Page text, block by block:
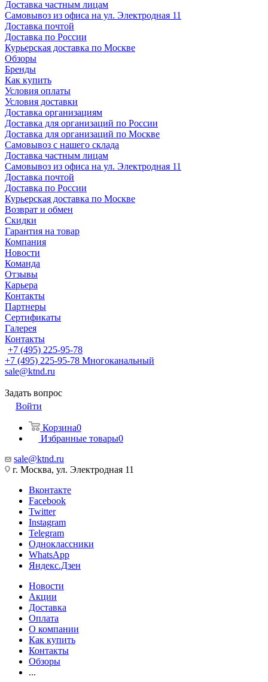
Доставка частным лицам
Самовывоз из офиса на ул. Электродная 11
Доставка почтой
Доставка по России
Курьерская доставка по Москве
Обзоры
Бренды
Как купить
Условия оплаты
Условия доставки
Доставка организациям
Доставка для организаций по России
Доставка для организаций по Москве
Самовывоз с нашего склада
Доставка частным лицам
Самовывоз из офиса на ул. Электродная 11
Доставка почтой
Доставка по России
Курьерская доставка по Москве
Возврат и обмен
Скидки
Гарантия на товар
Компания
Новости
Команда
Отзывы
Карьера
Контакты
Партнеры
Сертификаты
Галерея
Контакты
+7 (495) 225-95-78
+7 (495) 225-95-78 Многоканальный
sale@ktnd.ru
Задать вопрос
Войти
Корзина0
Избранные товары0
sale@ktnd.ru
г. Москва, ул. Электродная 11
Вконтакте
Facebook
Twitter
Instagram
Telegram
Одноклассники
WhatsApp
Яндекс.Дзен
Новости
Акции
Доставка
Оплата
О компании
Как купить
Контакты
Обзоры
...